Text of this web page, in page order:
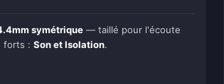
symétrique — taillé pour l'écoute
forts : Son et Isolation.